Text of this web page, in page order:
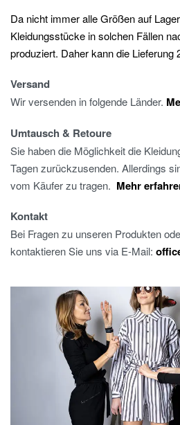
Da nicht immer alle Größen auf
Kleidungsstücke in solchen Fällen
produziert. Daher kann die Lieferung
Versand
Wir versenden in folgende Länder.
Umtausch & Retoure
Sie haben die Möglichkeit die
Tagen zurückzusenden. Allerdings
vom Käufer zu tragen. Mehr
Kontakt
Bei Fragen zu unseren Produkten
kontaktieren Sie uns via E-Mail: